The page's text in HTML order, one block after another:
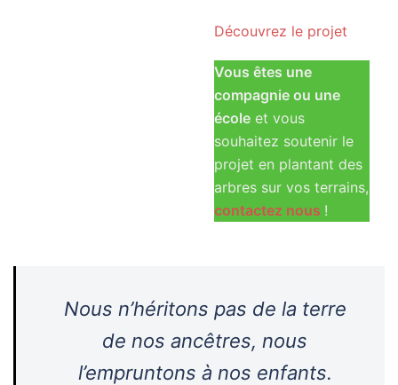
Découvrez le projet
Vous êtes une
compagnie ou une
écoleet vous
souhaitez soutenir le
projet en plantant des
arbres sur vos terrains,
contactez nous !
Nous n’héritons pas de la terre
de nos ancêtres, nous
l’empruntons à nos enfants.